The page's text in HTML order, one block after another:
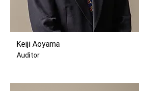
Keiji Aoyama
Auditor